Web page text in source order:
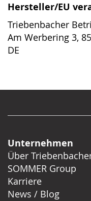
Hersteller/EU
Triebenbacher
Am Werbering 3,
DE
Unternehmen
Über
SOMMER Group
Karriere
News / Blog